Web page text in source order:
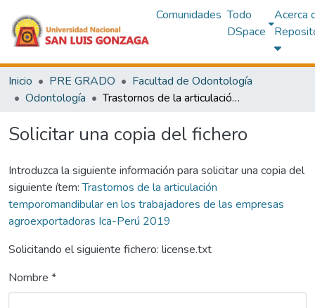
Comunidades Todo
DSpace
Acerca
Inicio PRE GRADO
Facultad de Odontología
Odontología
Trastornos de la articulación temporomandibular en los trabajadores de las empresas agroexportadoras Ica-Perú 2019
Solicitar una copia del fichero
Introduzca la siguiente información para solicitar una copia del
siguiente ítem:Trastornos de la articulación
temporomandibular en los trabajadores de las empresas
agroexportadoras Ica-Perú 2019
Solicitando el siguiente fichero: license.txt
Nombre *